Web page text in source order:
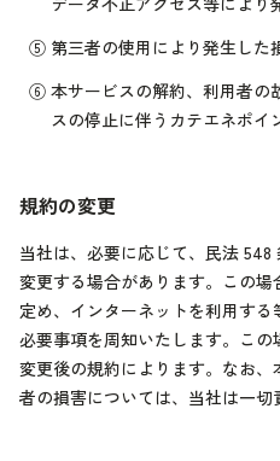
⑤ 第三者の使用により発生した
⑥ 本サービスの解約、利用者の
スの停止に伴うカテエネポイ
規約の変更
当社は、必要に応じて、民法
変更する場合があります。この
定め、インターネットを利用す
必要事項を周知いたします。こ
変更後の規約によります。なお
者の損害については、当社は一切